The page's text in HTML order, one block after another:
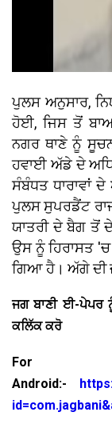
ਪੁਲਸ ਅਨੁਸਾਰ,
ਹੋਈ, ਜਿਸ ਤੋਂ
ਨਗਰ ਥਾਣੇ ਨੂੰ
ਹਵਾਈ ਅੱਡੇ ਦੇ
ਸੰਬੰਧਤ ਧਾਰਾਵਾਂ
ਪੁਲਸ ਸੁਪਰਡੈਂਟ
ਯਾਤਰੀ ਦੇ ਬੈਗ ਤੋਂ
ਉਸ ਨੂੰ ਹਿਰਾਸਤ
ਗਿਆ ਹੈ। ਅੱਗੇ ਦੀ
ਜਗ ਬਾਣੀ ਈ-
ਕਲਿੱਕ ਕਰੋ
For
Android:-